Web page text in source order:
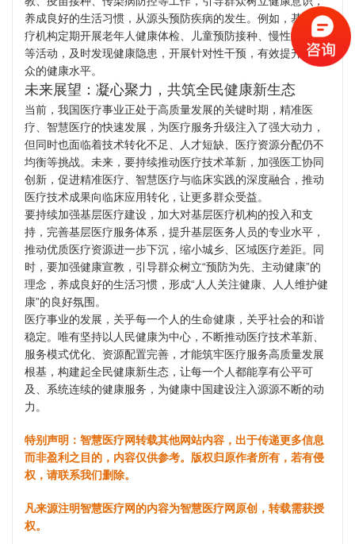
养成良好的生活习惯，从源头预防疾病的发生。例如，基层医
疗机构定期开展老年人健康体检、儿童预防接种、慢性病筛查
等活动，及时发现健康隐患，开展针对性干预，有效提升了群
众的健康水平。
未来展望：凝心聚力，共筑全民健康新生态
当前，我国医疗事业正处于高质量发展的关键时期，精准医
疗、智慧医疗的快速发展，为医疗服务升级注入了强大动力，
但同时也面临着技术转化不足、人才短缺、医疗资源分配仍不
均衡等挑战。未来，要持续推动医疗技术革新，加强医工协同
创新，促进精准医疗、智慧医疗与临床实践的深度融合，推动
医疗技术成果向临床应用转化，让更多群众受益。
要持续加强基层医疗建设，加大对基层医疗机构的投入和支
持，完善基层医疗服务体系，提升基层医务人员的专业水平，
推动优质医疗资源进一步下沉，缩小城乡、区域医疗差距。同
时，要加强健康宣教，引导群众树立“预防为先、主动健康”的
理念，养成良好的生活习惯，形成“人人关注健康、人人维护健
康”的良好氛围。
医疗事业的发展，关乎每一个人的生命健康，关乎社会的和谐
稳定。唯有坚持以人民健康为中心，不断推动医疗技术革新、
服务模式优化、资源配置完善，才能筑牢医疗服务高质量发展
根基，构建起全民健康新生态，让每一个人都能享有公平可
及、系统连续的健康服务，为健康中国建设注入源源不断的动
力。
特别声明：智慧医疗网转载其他网站内容，出于传递更多信息
而非盈利之目的，内容仅供参考。版权归原作者所有，若有侵
权，请联系我们删除。
凡来源注明智慧医疗网的内容为智慧医疗网原创，转载需获授
权。